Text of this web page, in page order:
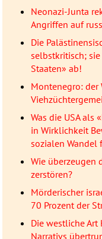
Neonazi-Junta
Angriffen auf
Die
selbstkritisch;
Staaten» ab!
Montenegro: der
Was die USA als
in Wirklichkeit
sozialen Wandel
Wie überzeugen
zerstören?
Mörderischer
70 Prozent der
Die westliche Art
Narrativs